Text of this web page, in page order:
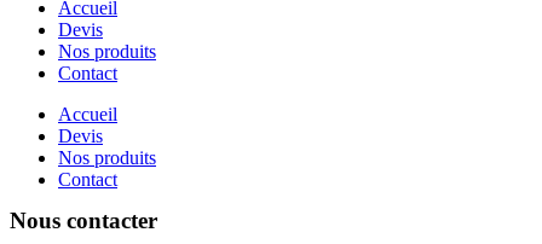
Accueil
Devis
Nos produits
Contact
Accueil
Devis
Nos produits
Contact
Nous contacter